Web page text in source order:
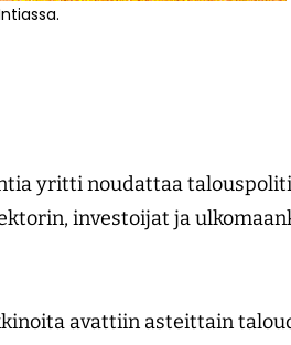
yritti noudattaa
investoijat ja
avattiin asteittain